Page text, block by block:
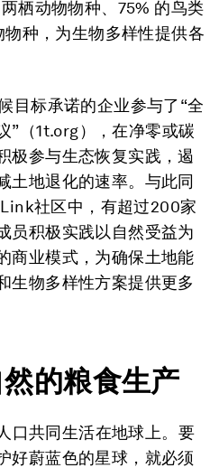
栖动物物种、75% 的鸟类
种，为生物多样性提供各
目标承诺的企业参与了“全
”（1t.org），在净零或碳
极参与生态恢复实践，遏
土地退化的速率。与此同
社区中，有超过200家
员积极实践以自然受益为
商业模式，为确保土地能
生物多样性方案提供更多
的粮食生产
口共同生活在地球上。要
好蔚蓝色的星球，就必须